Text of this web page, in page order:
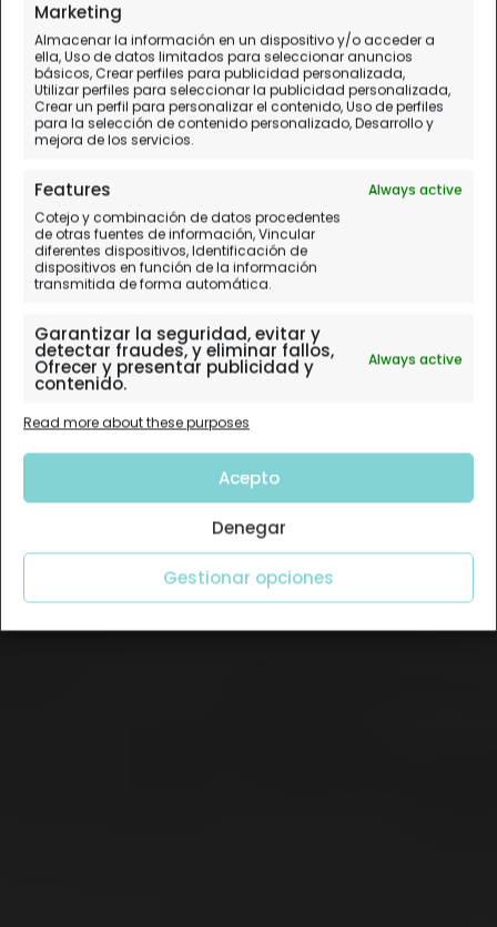
Marketing
Almacenar la información en un dispositivo y/o acceder a
ella, Uso de datos limitados para seleccionar anuncios
básicos, Crear perfiles para publicidad personalizada,
Utilizar perfiles para seleccionar la publicidad personalizada,
Crear un perfil para personalizar el contenido, Uso de perfiles
para la selección de contenido personalizado, Desarrollo y
mejora de los servicios.
Features
Always active
Cotejo y combinación de datos procedentes
de otras fuentes de información, Vincular
diferentes dispositivos, Identificación de
dispositivos en función de la información
transmitida de forma automática.
Garantizar la seguridad, evitar y
detectar fraudes, y eliminar fallos,
Ofrecer y presentar publicidad y
contenido.
Always active
Read more about these purposes
Acepto
Denegar
Gestionar opciones